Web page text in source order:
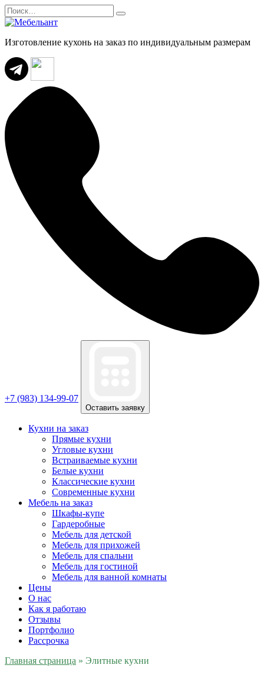
Перейти
к
Search
for:
Изготовление кухонь на заказ по индивидуальным размерам
+7 (983) 134-99-07
Оставить заявку
Кухни на заказ
Прямые кухни
Угловые кухни
Встраиваемые кухни
Белые кухни
Классические кухни
Современные кухни
Мебель на заказ
Шкафы-купе
Гардеробные
Мебель для детской
Мебель для прихожей
Мебель для спальни
Мебель для гостиной
Мебель для ванной комнаты
Цены
О нас
Как я работаю
Отзывы
Портфолио
Рассрочка
Главная страница » Элитные кухни